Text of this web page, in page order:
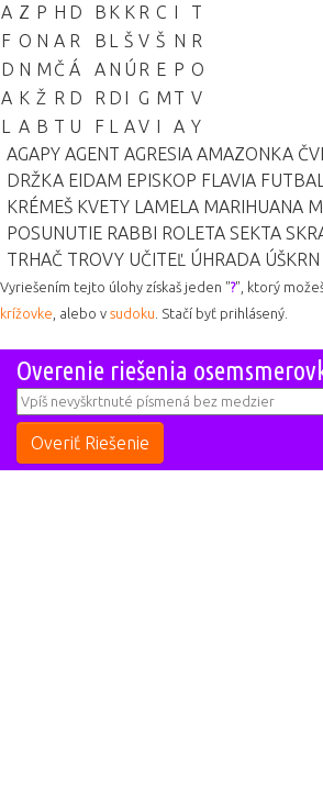
A Z P H D B K K R C I
T
F O N A R B L Š V Š N R
D N M Č Á A N Ú R E P O
A K Ž R D R D I G M T V
L
A B T U F L AV I A Y
AGAPY AGENT AGRESIA AMAZONKA
DRŽKA EIDAM EPISKOP FLAVIA FUTBAL
KRÉMEŠ KVETY LAMELA MARIHUANA
POSUNUTIE RABBI ROLETA SEKTA
TRHAČ TROVY UČITEĽ ÚHRADA ÚŠKRN
Vyriešením tejto úlohy získaš jeden "?", ktorý
krížovke , alebo v sudoku . Stačí byť prihlásený.
Overenie riešenia